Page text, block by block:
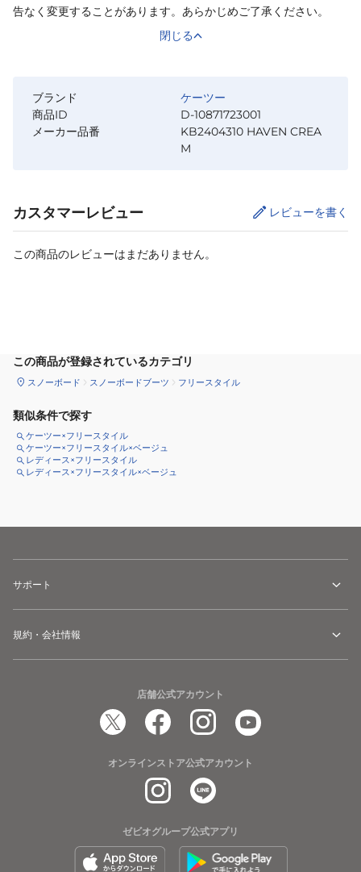
告なく変更することがあります。あらかじめご了承ください。
閉じる
ブランド
ケーツー
商品ID
D-10871723001
メーカー品番
KB2404310 HAVEN CREA
M
カスタマーレビュー レビューを書く
この商品のレビューはまだありません。
この商品が登録されているカテゴリ
スノーボード スノーボードブーツ フリースタイル
類似条件で探す
ケーツー×フリースタイル
ケーツー×フリースタイル×ベージュ
レディース×フリースタイル
レディース×フリースタイル×ベージュ
サポート
規約・会社情報
店舗公式アカウント
オンラインストア公式アカウント
ゼビオグループ公式アプリ